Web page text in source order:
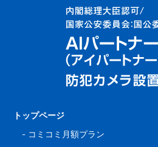
トップページ
- コミコミ月額プラン